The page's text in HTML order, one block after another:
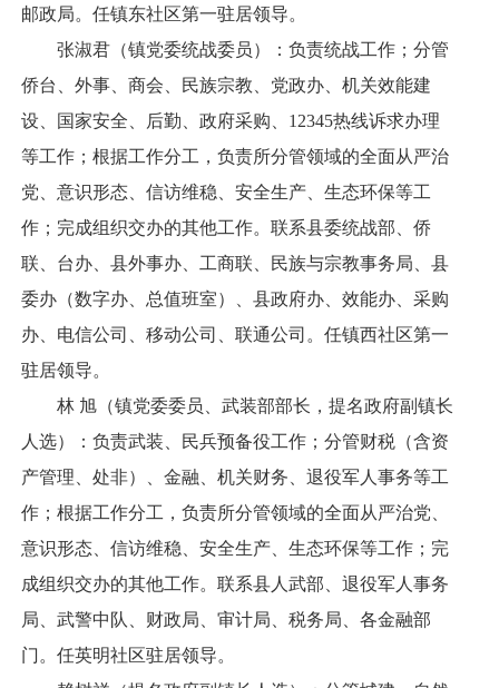
邮政局。任镇东社区第一驻居领导。
张淑君（镇党委统战委员）：负责统战工作；分管
侨台、外事、商会、民族宗教、党政办、机关效能建
设、国家安全、后勤、政府采购、12345热线诉求办理
等工作；根据工作分工，负责所分管领域的全面从严治
党、意识形态、信访维稳、安全生产、生态环保等工
作；完成组织交办的其他工作。联系县委统战部、侨
联、台办、县外事办、工商联、民族与宗教事务局、县
委办（数字办、总值班室）、县政府办、效能办、采购
办、电信公司、移动公司、联通公司。任镇西社区第一
驻居领导。
林 旭（镇党委委员、武装部部长，提名政府副镇长
人选）：负责武装、民兵预备役工作；分管财税（含资
产管理、处非）、金融、机关财务、退役军人事务等工
作；根据工作分工，负责所分管领域的全面从严治党、
意识形态、信访维稳、安全生产、生态环保等工作；完
成组织交办的其他工作。联系县人武部、退役军人事务
局、武警中队、财政局、审计局、税务局、各金融部
门。任英明社区驻居领导。